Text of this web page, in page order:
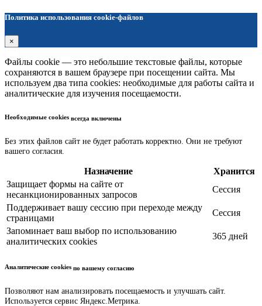
Политика использования cookie-файлов
×
Файлы cookie — это небольшие текстовые файлы, которые
сохраняются в вашем браузере при посещении сайта. Мы
используем два типа cookies: необходимые для работы сайта и
аналитические для изучения посещаемости.
Необходимые cookies всегда включены
Без этих файлов сайт не будет работать корректно. Они не требуют
вашего согласия.
Назначение
Хранится
Защищает формы на сайте от
несанкционированных запросов
Сессия
Поддерживает вашу сессию при переходе между
страницами
Сессия
Запоминает ваш выбор по использованию
аналитических cookies
365 дней
Аналитические cookies по вашему согласию
Позволяют нам анализировать посещаемость и улучшать сайт.
Используется сервис Яндекс.Метрика.